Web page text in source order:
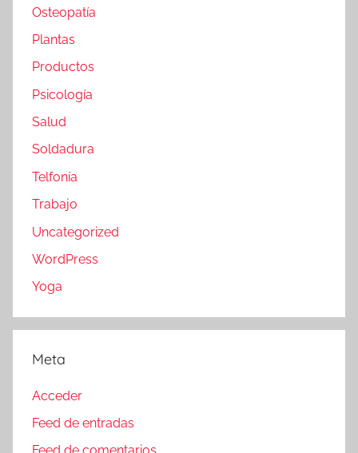
Osteopatía
Plantas
Productos
Psicología
Salud
Soldadura
Telfonía
Trabajo
Uncategorized
WordPress
Yoga
Meta
Acceder
Feed de entradas